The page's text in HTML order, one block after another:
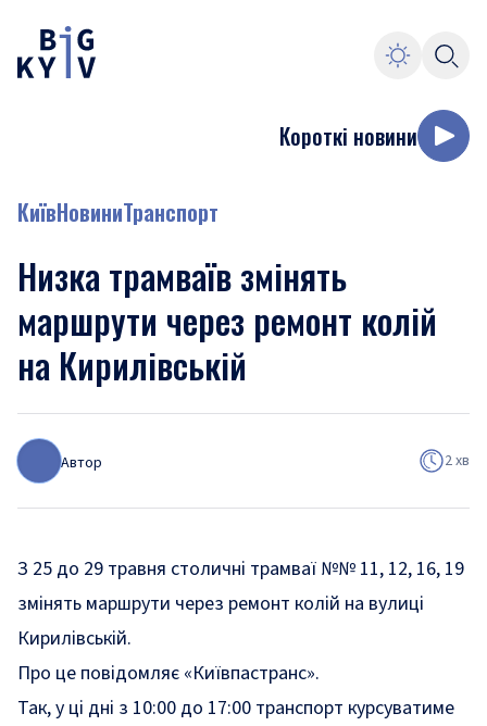
Короткі новини
КиївНовиниТранспорт
Низка трамваїв змінять
маршрути через ремонт колій
на Кирилівській
Автор 2 хв
З 25 до 29 травня столичні трамваї №№ 11, 12, 16, 19
змінять маршрути через ремонт колій на вулиці
Кирилівській.
Про це повідомляє «Київпастранс».
Так, у ці дні з 10:00 до 17:00 транспорт курсуватиме